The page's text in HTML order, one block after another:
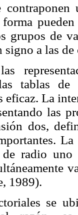
grupos de
signo a las de
tablas
eficaz. La
las
dos,
radio
1989).
se